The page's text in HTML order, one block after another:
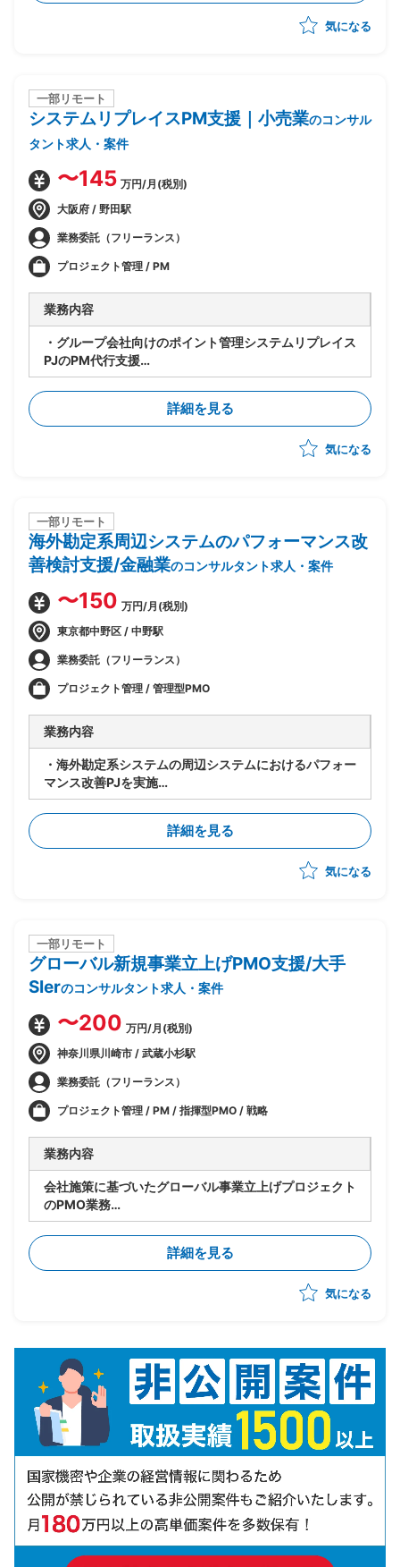
コンサルティング
・プロジェクト推進、スケジュール/WBS管理、課題管
気になる
一部リモート
システムリプレイスPM支援｜小売業のコンサル
タント求人・案件
〜145 万円/月(税別)
大阪府 / 野田駅
業務委託（フリーランス）
プロジェクト管理 / PM
業務内容
・グループ会社向けのポイント管理システムリプレイス
PJのPM代行支援
・製品選定から導入までを実施
・現行システムの課題分析、業務要件整理、要件定義
・RFP作成、ベンダー選定および管理
・PJ計画策定、進捗・リスク管理、品質管理
・システム設計、開発、テスト計画・実施、データ移
詳細を見る
気になる
一部リモート
海外勘定系周辺システムのパフォーマンス改
善検討支援/金融業のコンサルタント求人・案件
〜150 万円/月(税別)
東京都中野区 / 中野駅
業務委託（フリーランス）
プロジェクト管理 / 管理型PMO
業務内容
・海外勘定系システムの周辺システムにおけるパフォー
マンス改善PJを実施
・今期(基礎検討フェーズ)における、現存データを保持
しつつパフォーマンスを改善するソリューションの検討
詳細を見る
気になる
一部リモート
グローバル新規事業立上げPMO支援/大手
SIerのコンサルタント求人・案件
〜200 万円/月(税別)
神奈川県川崎市 / 武蔵小杉駅
業務委託（フリーランス）
プロジェクト管理 / PM / 指揮型PMO / 戦略
業務内容
会社施策に基づいたグローバル事業立上げプロジェクト
のPMO業務
・実行フェーズの推進
・英語圏出身のPMのもと進捗管理、アイデアのとりま
・各ステークホルダとの英語によるコミュニケーション
詳細を見る
気になる